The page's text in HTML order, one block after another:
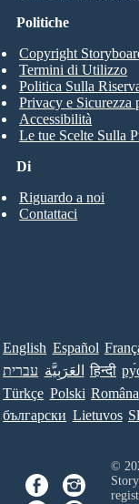
Di
Riguardo a noi
Contattaci
Politiche
Copyright
Termini di Utilizzo
Politica Sulla
Privacy e Sicurezza
Accessibilità
Le tue Scelte Sulla
English Español
עברית العَرَبِيَّة हिन्दी
Türkçe Polski Româna
български Lietuvos
©